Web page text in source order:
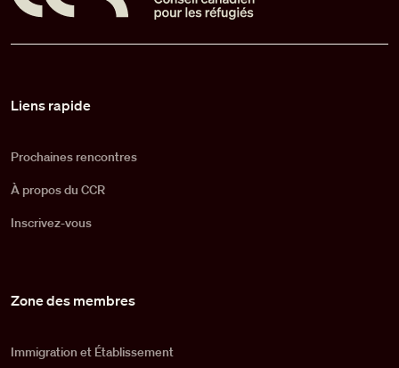
Liens rapide
Prochaines rencontres
À propos du CCR
Inscrivez-vous
Zone des membres
Immigration et Établissement